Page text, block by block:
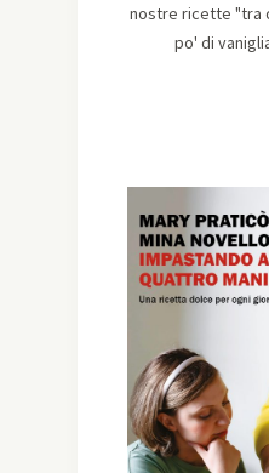
nostre ricette "tra
po' di